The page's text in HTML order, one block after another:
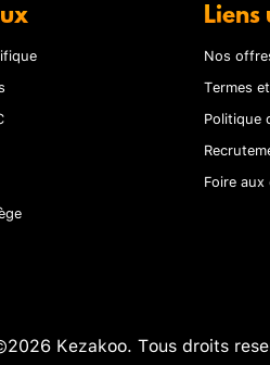
Liens
Nos
Termes
Politique
Foire
Kezakoo. Tous droits